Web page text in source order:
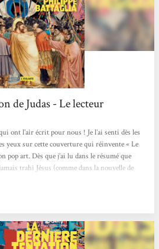
de Judas - Le lecteur
ont l’air écrit pour nous ! Je l’ai senti dès les
yeux sur cette couverture qui réinvente « Le
pop art. Dès que j’ai lu dans le résumé que
trahi Jésus (comme dans la nouvelle de
retrouver Jésus ! Quel pitch de dingue !! Ce